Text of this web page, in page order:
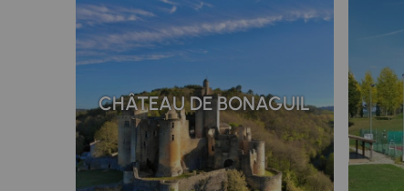
CHÂTEAU DE BONAGUIL